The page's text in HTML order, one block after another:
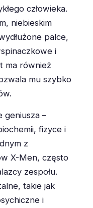
człowieka.
niebieskim
palce,
i
ma również
mu szybko
geniusza –
fizyce i
z
X-Men, często
zespołu.
takie jak
i